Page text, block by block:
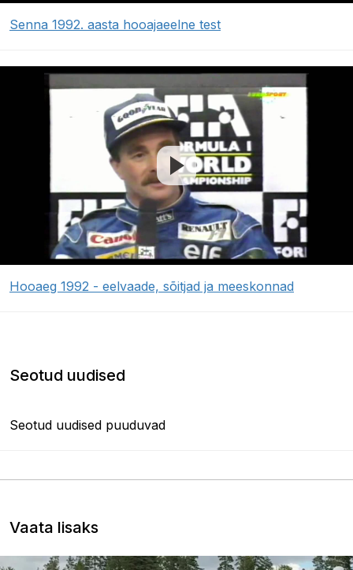
Senna 1992. aasta hooajaeelne test
Hooaeg 1992 - eelvaade, sõitjad ja meeskonnad
Seotud uudised
Seotud uudised puuduvad
Vaata lisaks